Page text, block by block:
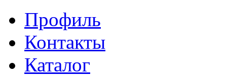
Профиль
Контакты
Каталог